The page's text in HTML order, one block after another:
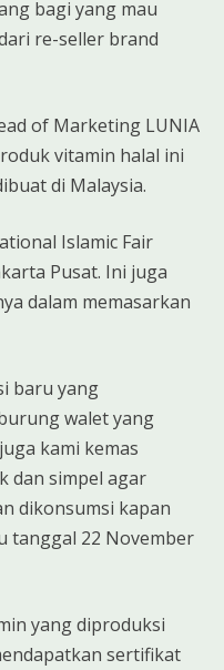
bagi yang mau
re-seller brand
of Marketing LUNIA
vitamin halal ini
di Malaysia.
Islamic Fair
Pusat. Ini juga
dalam memasarkan
baru yang
walet yang
kami kemas
dan simpel agar
dikonsumsi kapan
tanggal 22 November
yang diproduksi
sertifikat